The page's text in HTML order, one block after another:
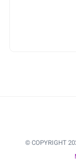
© COPYRIGHT